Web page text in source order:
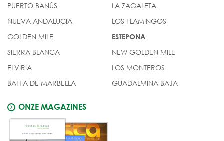
PUERTO BANÚS
NUEVA ANDALUCIA
GOLDEN MILE
SIERRA BLANCA
ELVIRIA
BAHIA DE MARBELLA
LA ZAGALETA
LOS FLAMINGOS
ESTEPONA
NEW GOLDEN MILE
LOS MONTEROS
GUADALMINA BAJA
ONZE MAGAZINES